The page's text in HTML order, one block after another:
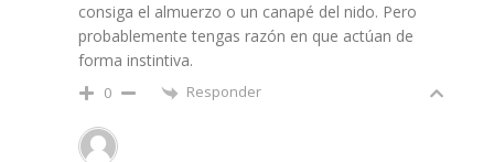
consiga el almuerzo o un canapé del nido. Pero
probablemente tengas razón en que actúan de
forma instintiva.
0 Responder